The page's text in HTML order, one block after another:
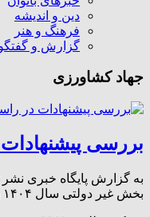
دین و اندیشه
فرهنگ و هنر
گزارش و
جهاد کشاورزی
بررسی
به گزارش پایگاه خبری
بخش غیر دولتی سال ۱۴۰۴ با حضور رئیس سازمان مرکزی ، معاونین و مدیران ستادی سازمان نظام مهندسی کشاورزی و منابع طبیعی […]